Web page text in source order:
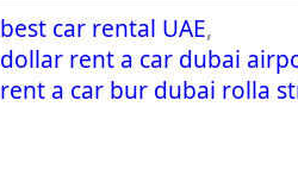
best car rental UAE,
dollar rent a car dubai
rent a car bur dubai rolla